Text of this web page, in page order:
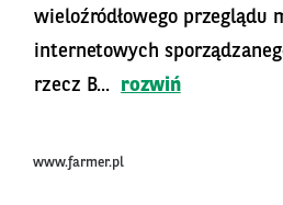
wieloźródłowego przeglądu
internetowych
rzecz B...
rozwiń
www.farmer.pl